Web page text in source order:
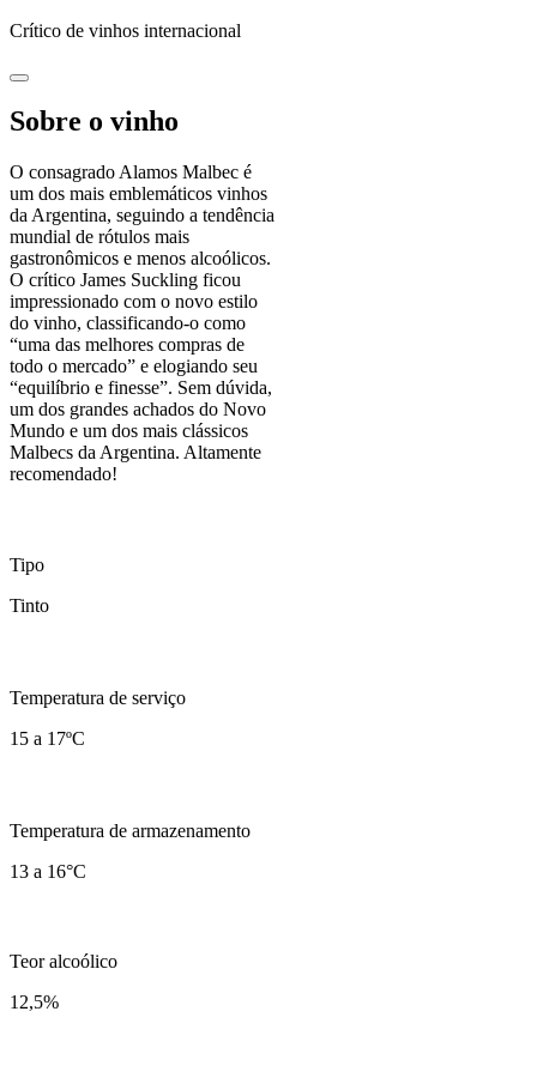
Crítico de vinhos internacional
Sobre o vinho
O consagrado Alamos Malbec é
um dos mais emblemáticos vinhos
da Argentina, seguindo a tendência
mundial de rótulos mais
gastronômicos e menos alcoólicos.
O crítico James Suckling ficou
impressionado com o novo estilo
do vinho, classificando-o como
“uma das melhores compras de
todo o mercado” e elogiando seu
“equilíbrio e finesse”. Sem dúvida,
um dos grandes achados do Novo
Mundo e um dos mais clássicos
Malbecs da Argentina. Altamente
recomendado!
Tipo
Tinto
Temperatura de serviço
15 a 17ºC
Temperatura de armazenamento
13 a 16°C
Teor alcoólico
12,5%